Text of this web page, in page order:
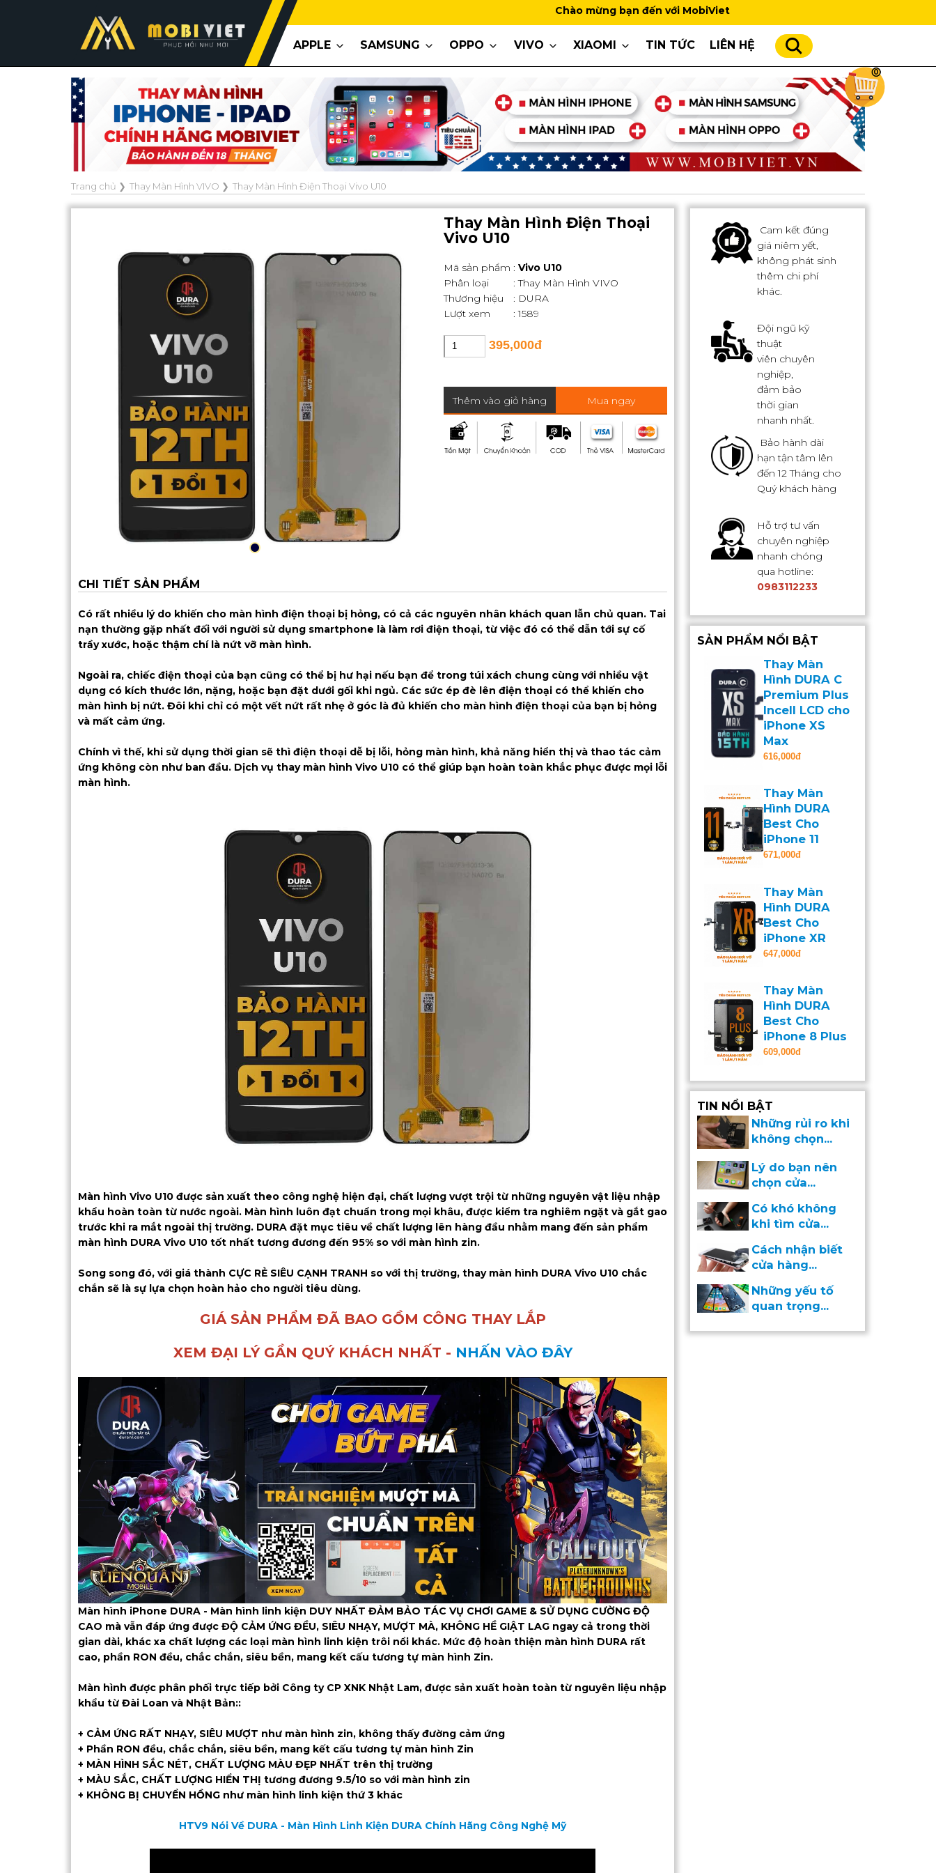
0
Chào mừng bạn đến với MobiViet
APPLE SAMSUNG OPPO VIVO XIAOMI TIN TỨC LIÊN HỆ
Trang chủ ❯ Thay Màn Hình VIVO ❯ Thay Màn Hình Điện Thoại Vivo U10
Thay Màn Hình Điện Thoại
Vivo U10
Mã sản phẩm : Vivo U10
Phân loại
: Thay Màn Hình VIVO
Thương hiệu
: DURA
Lượt xem
: 1589
395,000đ
Thêm vào giỏ hàng Mua ngay
CHI TIẾT SẢN PHẨM
Có rất nhiều lý do khiến cho màn hình điện thoại bị hỏng, có cả các nguyên nhân khách quan lẫn chủ quan. Tai
nạn thường gặp nhất đối với người sử dụng smartphone là làm rơi điện thoại, từ việc đó có thể dẫn tới sự cố
trầy xước, hoặc thậm chí là nứt vỡ màn hình.
Ngoài ra, chiếc điện thoại của bạn cũng có thể bị hư hại nếu bạn để trong túi xách chung cùng với nhiều vật
dụng có kích thước lớn, nặng, hoặc bạn đặt dưới gối khi ngủ. Các sức ép đè lên điện thoại có thể khiến cho
màn hình bị nứt. Đôi khi chỉ có một vết nứt rất nhẹ ở góc là đủ khiến cho màn hình điện thoại của bạn bị hỏng
và mất cảm ứng.
Chính vì thế, khi sử dụng thời gian sẽ thì điện thoại dễ bị lỗi, hỏng màn hình, khả năng hiển thị và thao tác cảm
ứng không còn như ban đầu. Dịch vụ thay màn hình Vivo U10 có thể giúp bạn hoàn toàn khắc phục được mọi lỗi
màn hình.
Màn hình Vivo U10 được sản xuất theo công nghệ hiện đại, chất lượng vượt trội từ những nguyên vật liệu nhập
khẩu hoàn toàn từ nước ngoài. Màn hình luôn đạt chuẩn trong mọi khâu, được kiểm tra nghiêm ngặt và gắt gao
trước khi ra mắt ngoài thị trường. DURA đặt mục tiêu về chất lượng lên hàng đầu nhằm mang đến sản phẩm
màn hình DURA Vivo U10 tốt nhất tương đương đến 95% so với màn hình zin.
Song song đó, với giá thành CỰC RẺ SIÊU CẠNH TRANH so với thị trường, thay màn hình DURA Vivo U10 chắc
chắn sẽ là sự lựa chọn hoàn hảo cho người tiêu dùng.
GIÁ SẢN PHẨM ĐÃ BAO GỒM CÔNG THAY LẮP
XEM ĐẠI LÝ GẦN QUÝ KHÁCH NHẤT - NHẤN VÀO ĐÂY
Màn hình iPhone DURA - Màn hình linh kiện DUY NHẤT ĐẢM BẢO TÁC VỤ CHƠI GAME & SỬ DỤNG CƯỜNG ĐỘ
CAO mà vẫn đáp ứng được ĐỘ CẢM ỨNG ĐỀU, SIÊU NHẠY, MƯỢT MÀ, KHÔNG HỀ GIẬT LAG ngay cả trong thời
gian dài, khác xa chất lượng các loại màn hình linh kiện trôi nổi khác. Mức độ hoàn thiện màn hình DURA rất
cao, phần RON đều, chắc chắn, siêu bền, mang kết cấu tương tự màn hình Zin.
Màn hình được phân phối trực tiếp bởi Công ty CP XNK Nhật Lam, được sản xuất hoàn toàn từ nguyên liệu nhập
khẩu từ Đài Loan và Nhật Bản::
+ CẢM ỨNG RẤT NHẠY, SIÊU MƯỢT như màn hình zin, không thấy đường cảm ứng
+ Phần RON đều, chắc chắn, siêu bền, mang kết cấu tương tự màn hình Zin
+ MÀN HÌNH SẮC NÉT, CHẤT LƯỢNG MÀU ĐẸP NHẤT trên thị trường
+ MÀU SẮC, CHẤT LƯỢNG HIỂN THỊ tương đương 9.5/10 so với màn hình zin
+ KHÔNG BỊ CHUYỂN HỒNG như màn hình linh kiện thứ 3 khác
HTV9 Nói Về DURA - Màn Hình Linh Kiện DURA Chính Hãng Công Nghệ Mỹ
Cam kết đúng
giá niêm yết,
không phát sinh
thêm chi phí
khác.
Đội ngũ kỹ
thuật
viên chuyên
nghiệp,
đảm bảo
thời gian
nhanh nhất.
Bảo hành dài
hạn tận tâm lên
đến 12 Tháng cho
Quý khách hàng
Hỗ trợ tư vấn
chuyên nghiệp
nhanh chóng
qua hotline:
0983112233
SẢN PHẨM NỔI BẬT
Thay Màn
Hình DURA C
Premium Plus
Incell LCD cho
iPhone XS
Max
616,000đ
Thay Màn
Hình DURA
Best Cho
iPhone 11
671,000đ
Thay Màn
Hình DURA
Best Cho
iPhone XR
647,000đ
Thay Màn
Hình DURA
Best Cho
iPhone 8 Plus
609,000đ
TIN NỔI BẬT
Những rủi ro khi
không chọn...
Lý do bạn nên
chọn cửa...
Có khó không
khi tìm cửa...
Cách nhận biết
cửa hàng...
Những yếu tố
quan trọng...